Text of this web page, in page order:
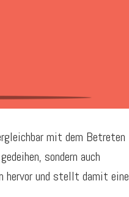
mit dem Betreten
sondern auch
hervor und stellt damit eine